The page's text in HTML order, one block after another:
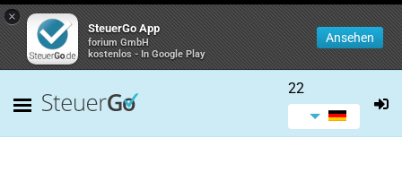
×
SteuerGo App
forium GmbH
kostenlos - In Google Play
Ansehen
22